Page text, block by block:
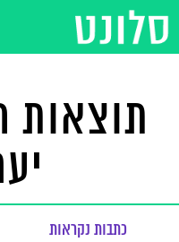
תוצאות
כתבות נקראות